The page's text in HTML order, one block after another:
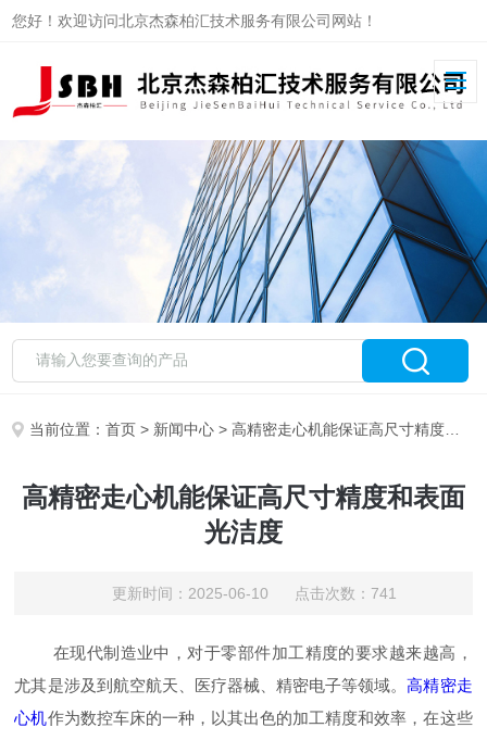
您好！欢迎访问北京杰森柏汇技术服务有限公司网站！
当前位置：首页 > 新闻中心 > 高精密走心机能保证高尺寸精度和表面光洁度
高精密走心机能保证高尺寸精度和表面
光洁度
更新时间：2025-06-10 点击次数：741
在现代制造业中，对于零部件加工精度的要求越来越高，
尤其是涉及到航空航天、医疗器械、精密电子等领域。高精密走
心机作为数控车床的一种，以其出色的加工精度和效率，在这些